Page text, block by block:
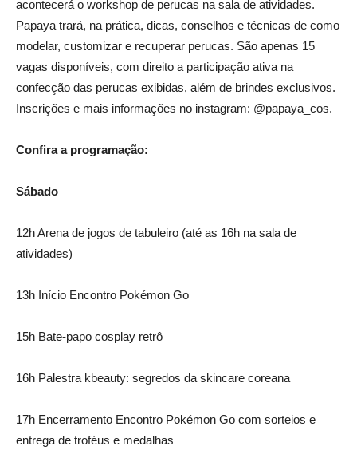
acontecerá o workshop de perucas na sala de atividades.
Papaya trará, na prática, dicas, conselhos e técnicas de como
modelar, customizar e recuperar perucas. São apenas 15
vagas disponíveis, com direito a participação ativa na
confecção das perucas exibidas, além de brindes exclusivos.
Inscrições e mais informações no instagram: @papaya_cos.
Confira a programação:
Sábado
12h Arena de jogos de tabuleiro (até as 16h na sala de
atividades)
13h Início Encontro Pokémon Go
15h Bate-papo cosplay retrô
16h Palestra kbeauty: segredos da skincare coreana
17h Encerramento Encontro Pokémon Go com sorteios e
entrega de troféus e medalhas